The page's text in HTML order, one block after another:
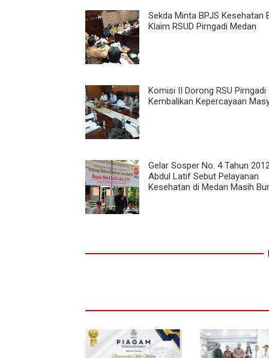
Sekda Minta BPJS Kesehatan
Klaim RSUD Pirngadi Medan
Komisi II Dorong RSU Pirngadi
Kembalikan Kepercayaan
Gelar Sosper No. 4 Tahun
Abdul Latif Sebut Pelayanan
Kesehatan di Medan Masih